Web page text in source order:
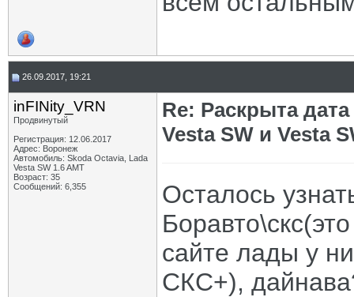
26.09.2017, 19:21
inFINity_VRN
Продвинутый
Регистрация: 12.06.2017
Адрес: Воронеж
Автомобиль: Skoda Octavia, Lada
Vesta SW 1.6 AMT
Возраст: 35
Сообщений: 6,355
Re: Раскрыта
Vesta SW и Vesta
Осталось
сайте лады у
СКС+),